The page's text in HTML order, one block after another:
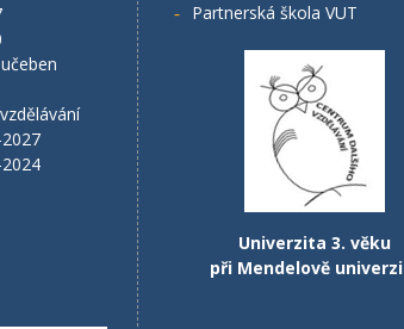
Partnerská škola VUT
Univerzita 3. věku
při Mendelově